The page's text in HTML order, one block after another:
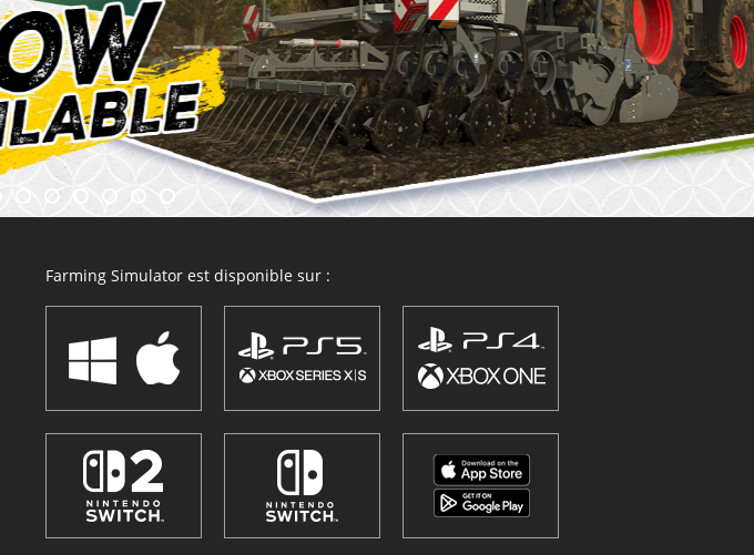
Farming Simulator est disponible sur :